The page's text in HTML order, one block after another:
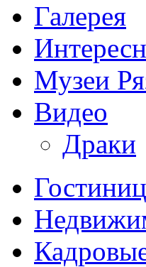
Галерея
Музеи
Видео
Драки